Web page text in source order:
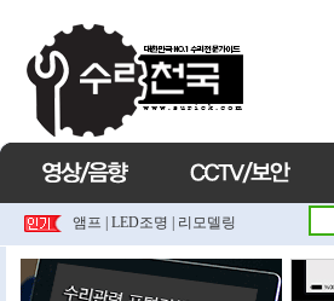
앰프 LED조명 리모델링